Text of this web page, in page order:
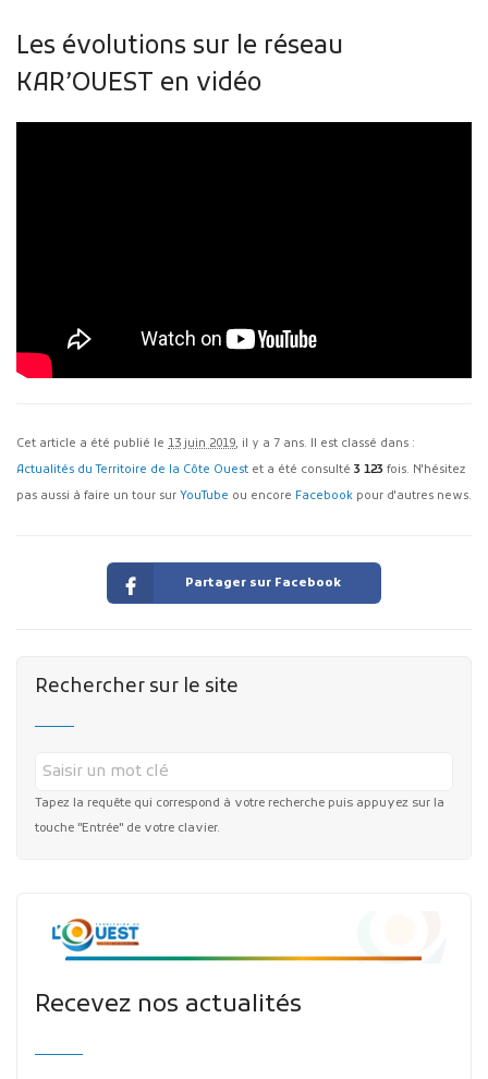
Les évolutions sur le réseau
KAR’OUEST en vidéo
Cet article a été publié le 13 juin 2019, il y a 7 ans. Il est classé dans :
Actualités du Territoire de la Côte Ouest et a été consulté 3 123 fois. N'hésitez
pas aussi à faire un tour sur YouTube ou encore Facebook pour d'autres news.
Partager sur Facebook
Rechercher sur le site
Tapez la requête qui correspond à votre recherche puis appuyez sur la
touche "Entrée" de votre clavier.
Recevez nos actualités